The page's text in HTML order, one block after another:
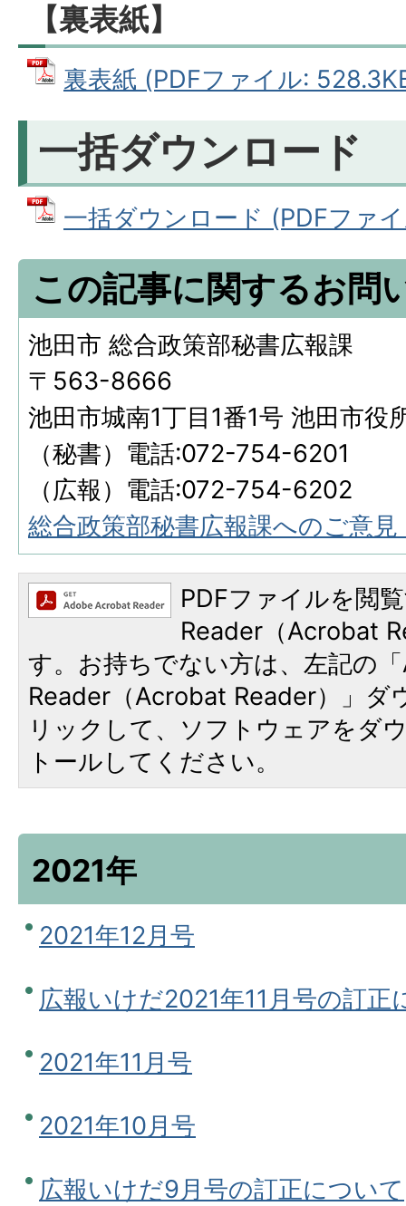
【裏表紙】
裏表紙 (PDFファイル:
一括ダウンロード
一括ダウンロード (PDFファ
この記事に関するお問
池田市 総合政策部秘書広報課
〒563-8666
池田市城南1丁目1番1号 池田市役
（秘書）電話:072-754-6201
（広報）電話:072-754-6202
総合政策部秘書広報課へのご意
PDFファイルを閲
Reader（Acrobat
す。お持ちでない方は、左記の
Reader（Acrobat Reader）」ダ
リックして、ソフトウェアをダ
トールしてください。
2021年
2021年12月号
広報いけだ2021年11月号の訂正
2021年11月号
2021年10月号
広報いけだ9月号の訂正について